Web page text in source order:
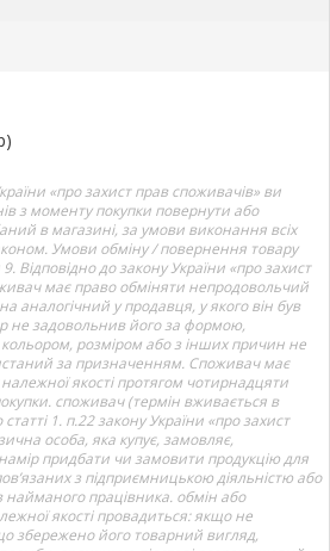
«про захист прав споживачів» ви
з моменту покупки повернути або
в магазині, за умови виконання всіх
Умови обміну / повернення товару
Відповідно до закону України «про захист
має право обміняти непродовольчий
аналогічний у продавця, у якого він був
не задовольнив його за формою,
розміром або з інших причин не
за призначенням. Споживач має
якості протягом чотирнадцяти
споживач (термін вживається в
1. п.22 закону України «про захист
особа, яка купує, замовляє,
придбати чи замовити продукцію для
з підприємницькою діяльністю або
найманого працівника. обмін або
якості провадиться: якщо не
збережено його товарний вигляд,